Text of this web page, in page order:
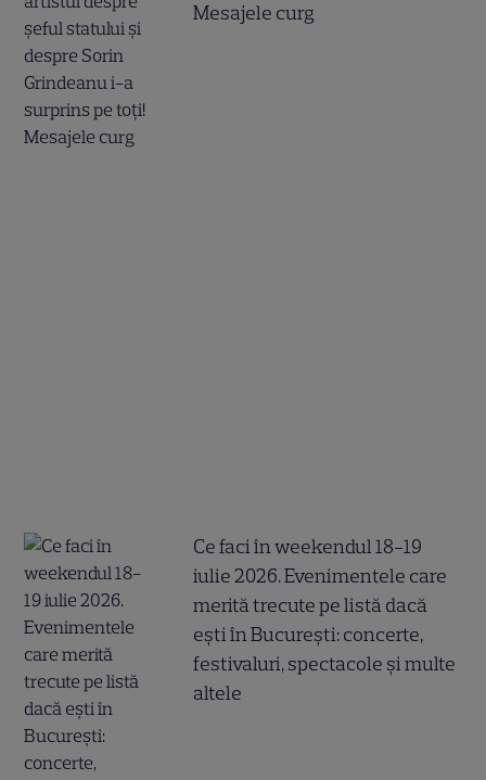
Mesajele curg
Ce faci în weekendul 18-19
iulie 2026. Evenimentele care
merită trecute pe listă dacă
ești în București: concerte,
festivaluri, spectacole și multe
altele